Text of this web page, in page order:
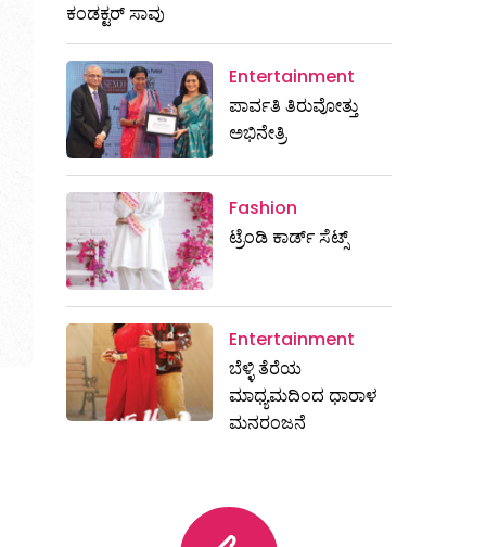
ಕಂಡಕ್ಟರ್ ಸಾವು
Entertainment
ಪಾರ್ವತಿ ತಿರುವೋತ್ತು
ಅಭಿನೇತ್ರಿ
Fashion
ಟ್ರೆಂಡಿ ಕಾರ್ಡ್‌ ಸೆಟ್ಸ್
Entertainment
ಬೆಳ್ಳಿ ತೆರೆಯ
ಮಾಧ್ಯಮದಿಂದ ಧಾರಾಳ
ಮನರಂಜನೆ